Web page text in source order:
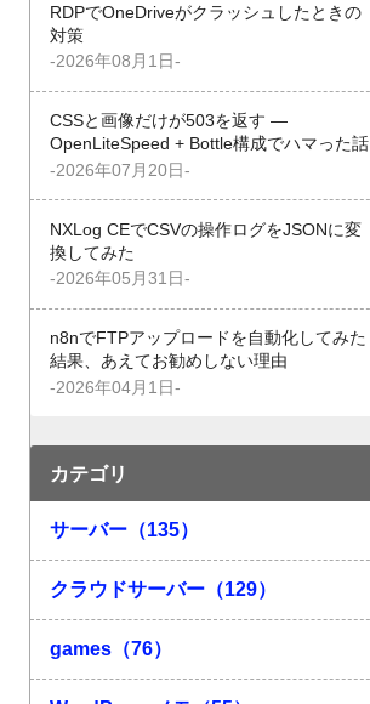
RDPでOneDriveがクラッシュしたときの
対策
-2026年08月1日-
CSSと画像だけが503を返す —
OpenLiteSpeed + Bottle構成でハマった話
-2026年07月20日-
NXLog CEでCSVの操作ログをJSONに変
換してみた
-2026年05月31日-
n8nでFTPアップロードを自動化してみた
結果、あえてお勧めしない理由
-2026年04月1日-
カテゴリ
サーバー（135）
クラウドサーバー（129）
games（76）